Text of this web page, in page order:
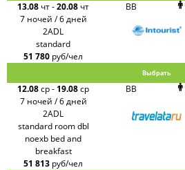
13.08 чт-20.08 чт
7 ночей / 6 дней
BB
2ADL
standard
51 780 руб/чел
Выбрать
12.08ср- 19.08ср
7 ночей / 6 дней
BB
2ADL
standard room dbl
noexb bed and
breakfast
51 813 руб/чел